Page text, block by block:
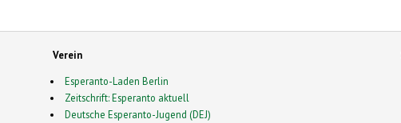
Verein
Esperanto-Laden Berlin
Zeitschrift: Esperanto aktuell
Deutsche Esperanto-Jugend (DEJ)